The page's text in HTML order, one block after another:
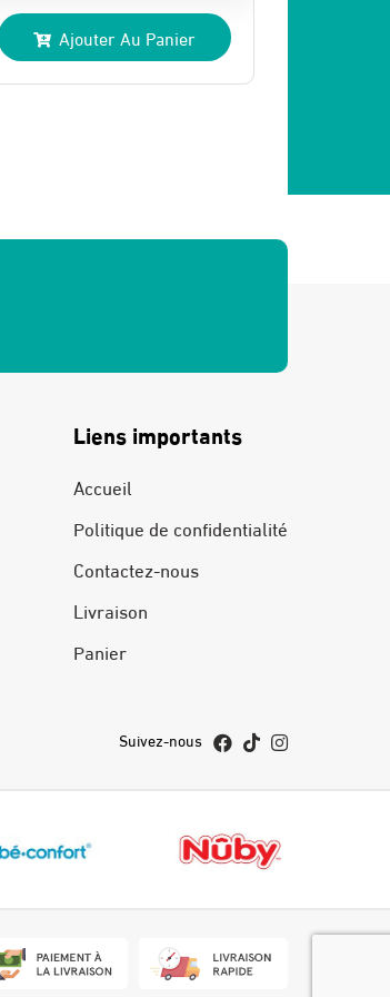
prix
initial
était :
prix
actuel
est :
Ajouter Au Panier
Liens importants
Accueil
Politique de confidentialité
Contactez-nous
Livraison
Panier
Suivez-nous